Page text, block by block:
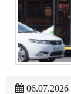
06.07.2026